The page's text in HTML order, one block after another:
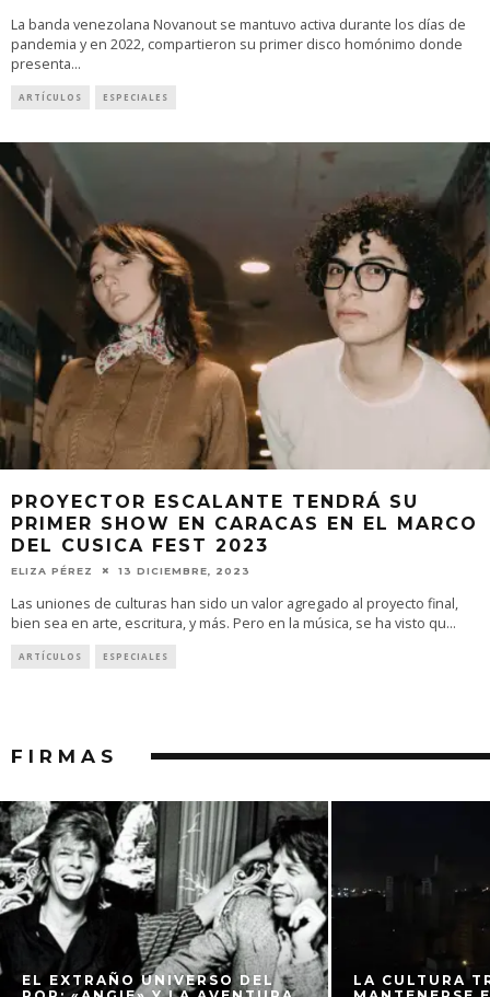
La banda venezolana Novanout se mantuvo activa durante los días de
pandemia y en 2022, compartieron su primer disco homónimo donde
presenta...
ARTÍCULOS ESPECIALES
PROYECTOR ESCALANTE TENDRÁ SU
PRIMER SHOW EN CARACAS EN EL MARCO
DEL CUSICA FEST 2023
ELIZA PÉREZ 13 DICIEMBRE, 2023
Las uniones de culturas han sido un valor agregado al proyecto final,
bien sea en arte, escritura, y más. Pero en la música, se ha visto qu...
ARTÍCULOS ESPECIALES
FIRMAS
EL EXTRAÑO UNIVERSO DEL
LA CULTURA